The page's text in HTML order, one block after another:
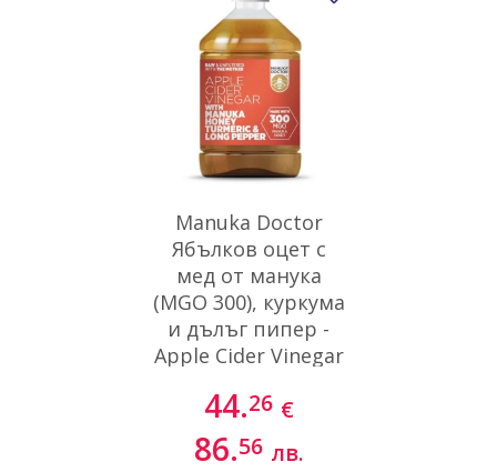
Manuka Doctor
Ябълков оцет с
мед от манука
(MGO 300), куркума
и дълъг пипер -
Apple Cider Vinegar
Turmeric & Long
Pepper
44.26 €
86.56 лв.